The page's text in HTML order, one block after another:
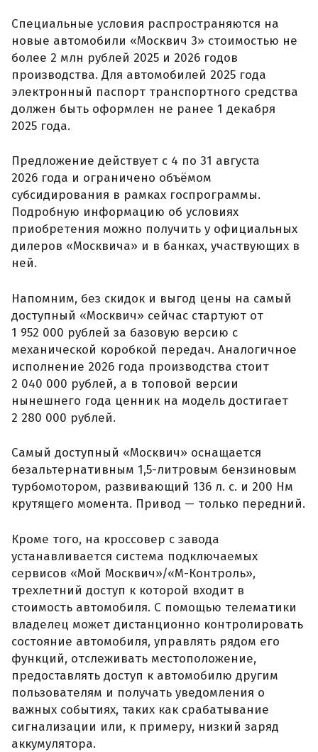
Специальные условия распространяются на
новые автомобили «Москвич 3» стоимостью не
более 2 млн рублей 2025 и 2026 годов
производства. Для автомобилей 2025 года
электронный паспорт транспортного средства
должен быть оформлен не ранее 1 декабря
2025 года.
Предложение действует с 4 по 31 августа
2026 года и ограничено объёмом
субсидирования в рамках госпрограммы.
Подробную информацию об условиях
приобретения можно получить у официальных
дилеров «Москвича» и в банках, участвующих в
ней.
Напомним, без скидок и выгод цены на самый
доступный «Москвич» сейчас стартуют от
1 952 000 рублей за базовую версию с
механической коробкой передач. Аналогичное
исполнение 2026 года производства стоит
2 040 000 рублей, а в топовой версии
нынешнего года ценник на модель достигает
2 280 000 рублей.
Самый доступный «Москвич» оснащается
безальтернативным 1,5-литровым бензиновым
турбомотором, развивающий 136 л. с. и 200 Нм
крутящего момента. Привод — только передний.
Кроме того, на кроссовер с завода
устанавливается система подключаемых
сервисов «Мой Москвич»/«М-Контроль»,
трехлетний доступ к которой входит в
стоимость автомобиля. С помощью телематики
владелец может дистанционно контролировать
состояние автомобиля, управлять рядом его
функций, отслеживать местоположение,
предоставлять доступ к автомобилю другим
пользователям и получать уведомления о
важных событиях, таких как срабатывание
сигнализации или, к примеру, низкий заряд
аккумулятора.